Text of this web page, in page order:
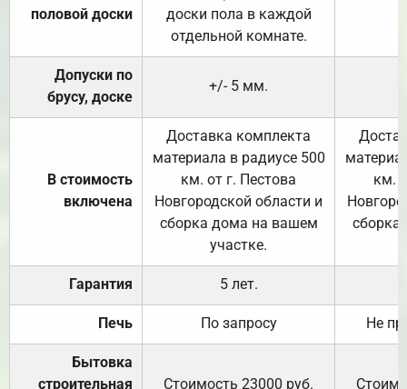
половой доски
доски пола в каждой
отдельной комнате.
Допуски по
брусу, доске
+/- 5 мм.
В стоимость
включена
Доставка комплекта
материала в радиусе 500
км. от г. Пестова
Новгородской области и
сборка дома на вашем
участке.
км.
Гарантия 5 лет.
Печь По запросу Не
Бытовка
строительная
Стоимость 23000 руб.